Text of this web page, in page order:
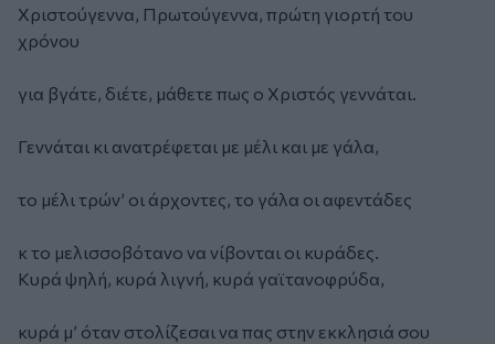
Χριστούγεννα, Πρωτούγεννα, πρώτη γιορτή του
χρόνου
για βγάτε, διέτε, μάθετε πως ο Χριστός γεννάται.
Γεννάται κι ανατρέφεται με μέλι και με γάλα,
το μέλι τρών’ οι άρχοντες, το γάλα οι αφεντάδες
κ το μελισσοβότανο να νίβονται οι κυράδες.
Κυρά ψηλή, κυρά λιγνή, κυρά γαϊτανοφρύδα,
κυρά μ’ όταν στολίζεσαι να πας στην εκκλησιά σου